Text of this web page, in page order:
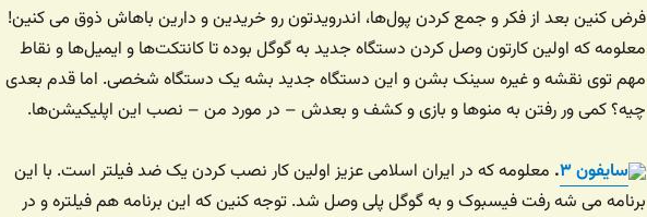
فرض کنین بعد از فکر و جمع کردن پول‌ها، اندرویدتون رو خریدین و دارین باهاش ذوق می کنین!
معلومه که اولین کارتون وصل کردن دستگاه جدید به گوگل بوده تا کانتکت‌ها و ایمیل‌ها و نقاط
مهم توی نقشه و غیره سینک بشن و این دستگاه جدید بشه یک دستگاه شخصی. اما قدم بعدی
چیه؟ کمی ور رفتن به منوها و بازی و کشف و بعدش – در مورد من – نصب این اپلیکیشن‌ها.
سایفون ۳ . معلومه که در ایران اسلامی عزیز اولین کار نصب کردن یک ضد فیلتر است. با این
برنامه می شه رفت فیسبوک و به گوگل پلی وصل شد. توجه کنین که این برنامه هم فیلتره و در